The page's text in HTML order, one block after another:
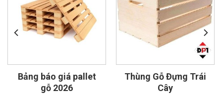
Bảng báo giá pallet
gỗ 2026
Thùng Gỗ Đựng Trái
Cây